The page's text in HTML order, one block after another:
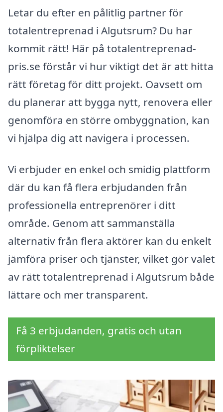
Letar du efter en pålitlig partner för
totalentreprenad i Algutsrum? Du har
kommit rätt! Här på totalentreprenad-
pris.se förstår vi hur viktigt det är att hitta
rätt företag för ditt projekt. Oavsett om
du planerar att bygga nytt, renovera eller
genomföra en större ombyggnation, kan
vi hjälpa dig att navigera i processen.
Vi erbjuder en enkel och smidig plattform
där du kan få flera erbjudanden från
professionella entreprenörer i ditt
område. Genom att sammanställa
alternativ från flera aktörer kan du enkelt
jämföra priser och tjänster, vilket gör valet
av rätt totalentreprenad i Algutsrum både
lättare och mer transparent.
Få 3 erbjudanden, gratis och utan
förpliktelser